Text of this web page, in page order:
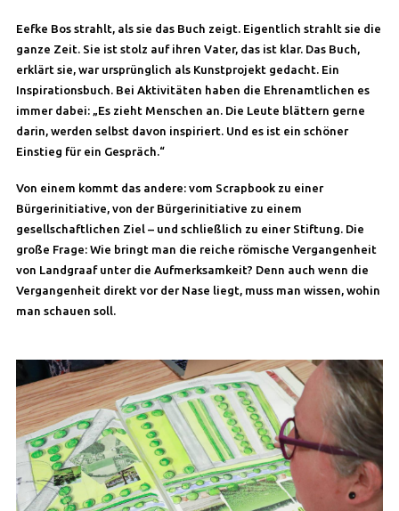
Eefke Bos strahlt, als sie das Buch zeigt. Eigentlich strahlt sie die
ganze Zeit. Sie ist stolz auf ihren Vater, das ist klar. Das Buch,
erklärt sie, war ursprünglich als Kunstprojekt gedacht. Ein
Inspirationsbuch. Bei Aktivitäten haben die Ehrenamtlichen es
immer dabei: „Es zieht Menschen an. Die Leute blättern gerne
darin, werden selbst davon inspiriert. Und es ist ein schöner
Einstieg für ein Gespräch.“
Von einem kommt das andere: vom Scrapbook zu einer
Bürgerinitiative, von der Bürgerinitiative zu einem
gesellschaftlichen Ziel – und schließlich zu einer Stiftung. Die
große Frage: Wie bringt man die reiche römische Vergangenheit
von Landgraaf unter die Aufmerksamkeit? Denn auch wenn die
Vergangenheit direkt vor der Nase liegt, muss man wissen, wohin
man schauen soll.